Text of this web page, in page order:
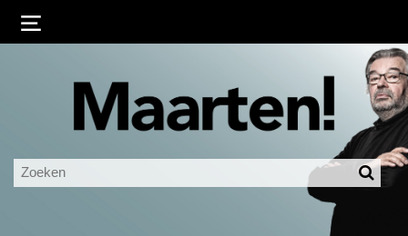
Ingelogd blijven
LOGIN